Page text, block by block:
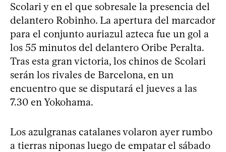
Scolari y en el que sobresale la presencia del
delantero Robinho. La apertura del marcador
para el conjunto auriazul azteca fue un gol a
los 55 minutos del delantero Oribe Peralta.
Tras esta gran victoria, los chinos de Scolari
serán los rivales de Barcelona, en un
encuentro que se disputará el jueves a las
7.30 en Yokohama.
Los azulgranas catalanes volaron ayer rumbo
a tierras niponas luego de empatar el sábado